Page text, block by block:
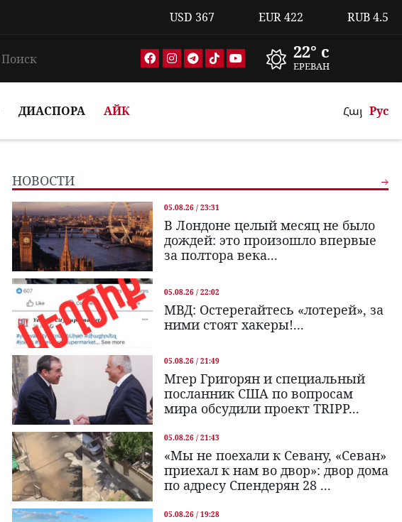
USD 367 EUR422 RUB4.5
22° c
ЕРЕВАН
ДИАСПОРА АЙК Հայ Рус
НОВОСТИ
05.08.26 / 23:31
В Лондоне целый месяц не было
дождей: это произошло впервые
за полтора века...
05.08.26 / 22:02
МВД: Остерегайтесь «лотерей», за
ними стоят хакеры!...
05.08.26 / 21:49
Мгер Григорян и специальный
посланник США по вопросам
мира обсудили проект TRIPP...
05.08.26 / 21:43
«Мы не поехали к Севану, «Севан»
приехал к нам во двор»: двор дома
по адресу Спендерян 28 ...
05.08.26 / 19:28